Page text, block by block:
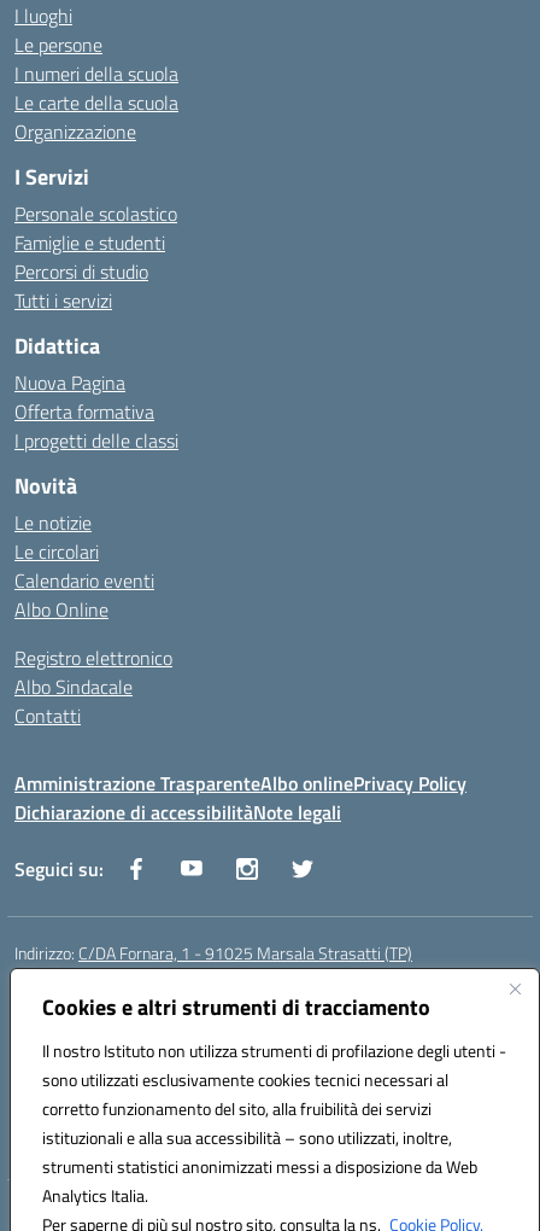
Cookies e altri strumenti di tracciamento
Il nostro Istituto non utilizza strumenti di profilazione degli utenti -
sono utilizzati esclusivamente cookies tecnici necessari al
corretto funzionamento del sito, alla fruibilità dei servizi
istituzionali e alla sua accessibilità – sono utilizzati, inoltre,
strumenti statistici anonimizzati messi a disposizione da Web
Analytics Italia.
Per saperne di più sul nostro sito, consulta la ns. Cookie Policy.
I luoghi
Le persone
I numeri della scuola
Le carte della scuola
Organizzazione
I Servizi
Personale scolastico
Famiglie e studenti
Percorsi di studio
Tutti i servizi
Didattica
Nuova Pagina
Offerta formativa
I progetti delle classi
Novità
Le notizie
Le circolari
Calendario eventi
Albo Online
Registro elettronico
Albo Sindacale
Contatti
Amministrazione TrasparenteAlbo onlinePrivacy Policy
Dichiarazione di accessibilitàNote legali
Seguici su:
Indirizzo: C/DA Fornara, 1 - 91025 Marsala Strasatti (TP)
Centralino:
Posta elettronica certificata (PEC):tpic81600v@pec.istruzione.it
Codice fiscale: 82006360810
Codice meccanografico:TPIC81600V
Codice Indice delle Pubbliche Amministrazioni (IPA): istsc_tpic81600v
Codice unico di fatturazione (CUF): UFODYY
Hosting & Powered by 3D Solution S.r.l.